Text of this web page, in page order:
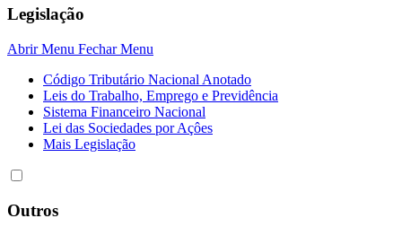
Legislação
Abrir Menu Fechar Menu
Código Tributário Nacional Anotado
Leis do Trabalho, Emprego e Previdência
Sistema Financeiro Nacional
Lei das Sociedades por Açôes
Mais Legislação
Outros